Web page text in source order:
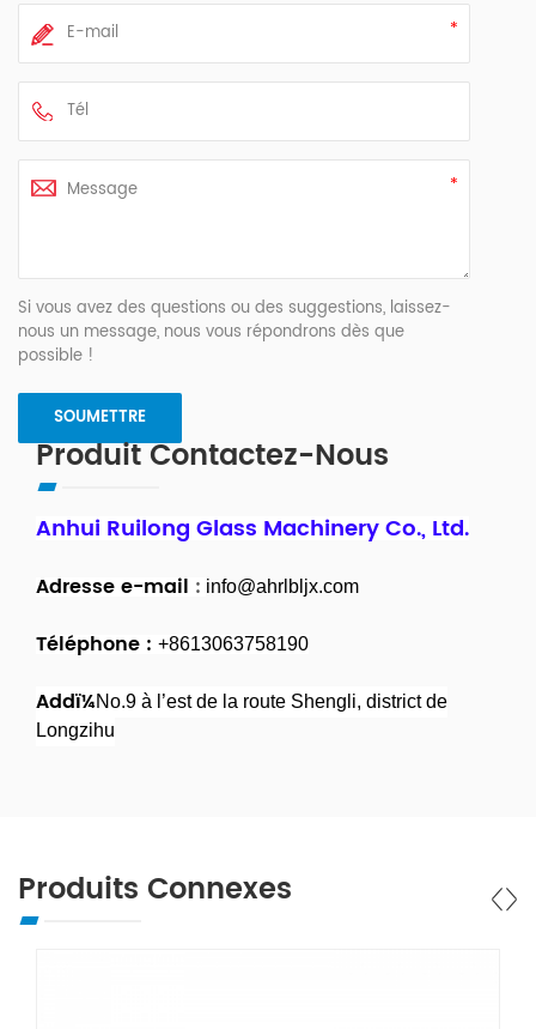
Si vous avez des questions ou des suggestions, laissez-
nous un message, nous vous répondrons dès que
possible !
Produit Contactez-Nous
Anhui Ruilong Glass Machinery Co., Ltd.
Adresse e-mail : info@ahrlbljx.com
Téléphone : +8613063758190
Addï¼No.9 à l’est de la route Shengli, district de
Longzihu
Produits Connexes